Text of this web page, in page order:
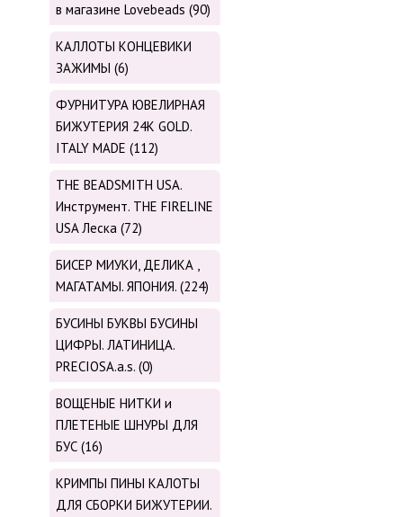
в магазине Lovebeads (90)
КАЛЛОТЫ КОНЦЕВИКИ
ЗАЖИМЫ (6)
ФУРНИТУРА ЮВЕЛИРНАЯ
БИЖУТЕРИЯ 24К GOLD.
ITALY MADE (112)
THE BEADSMITH USA.
Инструмент. THE FIRELINE
USA Леска (72)
БИСЕР МИУКИ, ДЕЛИКА ,
МАГАТАМЫ. ЯПОНИЯ. (224)
БУСИНЫ БУКВЫ БУСИНЫ
ЦИФРЫ. ЛАТИНИЦА.
PRECIOSA.a.s. (0)
ВОЩЕНЫЕ НИТКИ и
ПЛЕТЕНЫЕ ШНУРЫ ДЛЯ
БУС (16)
КРИМПЫ ПИНЫ КАЛОТЫ
ДЛЯ СБОРКИ БИЖУТЕРИИ.